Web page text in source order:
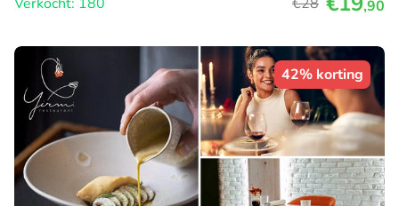
,90
42% korting